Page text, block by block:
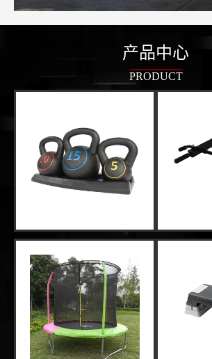
产品中心
PRODUCT